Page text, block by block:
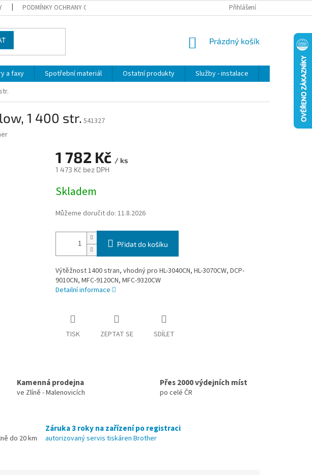
PODMÍNKY OCHRANY OSOBNÍCH ÚDAJŮ Přihlášení
NÁKUPNÍ
Prázdný košík
a faxy Spotřební materiál Ostatní produkty Služby - instalace
Obchodní
1 400 str. 541327
1 782 Kč / ks
1 473 Kč bez DPH
cena:
Skladem
Můžeme doručit do: 11.8.2026
Přidat do košíku
Výtěžnost 1400 stran, vhodný pro HL-3040CN, HL-3070CW, DCP-
9010CN, MFC-9120CN, MFC-9320CW
Detailní informace
TISK ZEPTAT SE SDÍLET
Kamenná prodejna
ve Zlíně - Malenovicích
Přes 2000 výdejních míst
po celé ČR
do 20 km
Záruka 3 roky na zařízení po registraci
autorizovaný servis tiskáren Brother